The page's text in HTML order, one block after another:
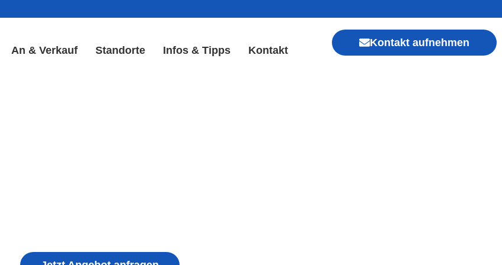
An & Verkauf Standorte Infos & Tipps Kontakt
Kontakt aufnehmen